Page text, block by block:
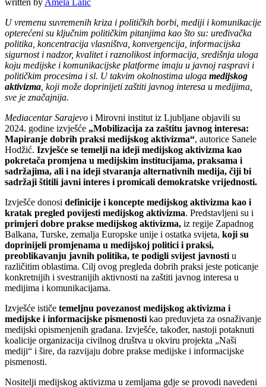
U vremenu suvremenih kriza i političkih borbi, mediji i komunikacije
opterećeni su ključnim političkim pitanjima kao što su: uređivačka
politika, koncentracija vlasništva, konvergencija, informacijska
sigurnost i nadzor, kvalitet i raznolikost informacija, središnja uloga
koju medijske i komunikacijske platforme imaju u javnoj raspravi i
političkim procesima i sl. U takvim okolnostima uloga medijskog
aktivizma , koji može doprinijeti zaštiti javnog interesa u medijima,
sve je značajnija.
Mediacentar Sarajevo i Mirovni institut iz Ljubljane objavili su
2024. godine izvješće „Mobilizacija za zaštitu javnog interesa:
Mapiranje dobrih praksi medijskog aktivizma“, autorice Sanele
Hodžić. Izvješće se temelji na ideji medijskog aktivizma kao
pokretača promjena u medijskim institucijama, praksama i
sadržajima, ali i na ideji stvaranja alternativnih medija, čiji bi
sadržaji štitili javni interes i promicali demokratske vrijednosti.
Izvješće donosi definicije i koncepte medijskog aktivizma kao i
kratak pregled povijesti medijskog aktivizma. Predstavljeni su i
primjeri dobre prakse medijskog aktivizma, iz regije Zapadnog
Balkana, Turske, zemalja Europske unije i ostatka svijeta, koji su
doprinijeli promjenama u medijskoj politici i praksi,
preoblikavanju javnih politika, te podigli svijest javnosti u
različitim oblastima. Cilj ovog pregleda dobrih praksi jeste poticanje
konkretnijih i svestranijih aktivnosti na zaštiti javnog interesa u
medijima i komunikacijama.
Izvješće ističe temeljnu povezanost medijskog aktivizma i
medijske i informacijske pismenosti kao preduvjeta za osnaživanje
medijski opismenjenih građana. Izvješće, također, nastoji potaknuti
koalicije organizacija civilnog društva u okviru projekta „Naši
mediji“ i šire, da razvijaju dobre prakse medijske i informacijske
pismenosti.
Nositelji medijskog aktivizma u zemljama gdje se provodi navedeni